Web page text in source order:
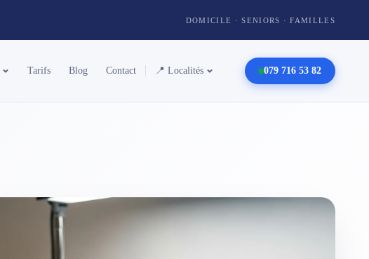
DOMICILE · SENIORS · FAMILLES
Tarifs Blog Contact 📍 Localités 079 716 53 82